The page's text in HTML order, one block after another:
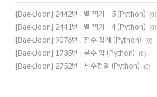
[BaekJoon] 2442번 : 별 찍기 - 5 (Python) (0)
[BaekJoon] 2441번 : 별 찍기 - 4 (Python) (0)
[BaekJoon] 9076번 : 점수 집계 (Python) (0)
[BaekJoon] 1735번 : 분수 합 (Python) (0)
[BaekJoon] 2752번 : 세수정렬 (Python) (0)